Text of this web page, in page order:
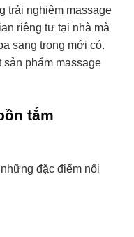
trải nghiệm massage
riêng tư tại nhà mà
sang trọng mới có.
phẩm massage
tắm
đặc điểm nổi